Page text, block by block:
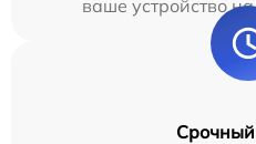
ваше устройство